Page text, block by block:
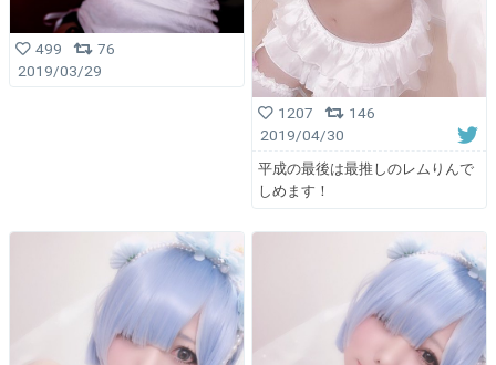
499
76
2019/03/29
1207
146
2019/04/30
平成の最後は最推しのレムりんで
しめます！